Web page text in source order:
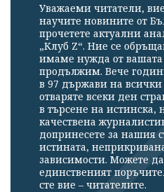
Уважаеми читатели,
научите новините от
прочетете актуални
„Клуб Z“. Ние се
имаме нужда от вашата
продължим. Вече
в 97 държави на всички
отваряте всеки ден
в търсене на истинска,
качествена
допринесете за нашия
истината,
зависимости. Можете
единственият
сте вие – читателите.